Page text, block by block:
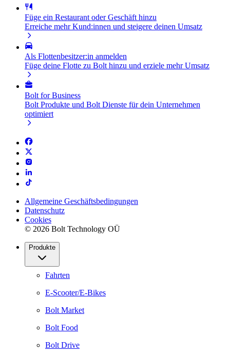
Füge ein Restaurant oder Geschäft hinzu
Erreiche mehr Kund:innen und steigere deinen Umsatz
Als Flottenbesitzer:in anmelden
Füge deine Flotte zu Bolt hinzu und erziele mehr Umsatz
Bolt for Business
Bolt Produkte und Bolt Dienste für dein Unternehmen
optimiert
Allgemeine Geschäftsbedingungen
Datenschutz
Cookies
© 2026 Bolt Technology OÜ
Produkte
Fahrten
E-Scooter/E-Bikes
Bolt Market
Bolt Food
Bolt Drive